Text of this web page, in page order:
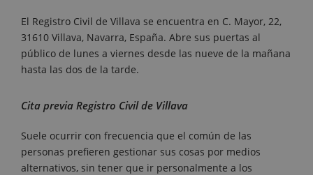
El Registro Civil de Villava se encuentra en C. Mayor, 22,
31610 Villava, Navarra, España. Abre sus puertas al
público de lunes a viernes desde las nueve de la mañana
hasta las dos de la tarde.
Cita previa Registro Civil de Villava
Suele ocurrir con frecuencia que el común de las
personas prefieren gestionar sus cosas por medios
alternativos, sin tener que ir personalmente a los